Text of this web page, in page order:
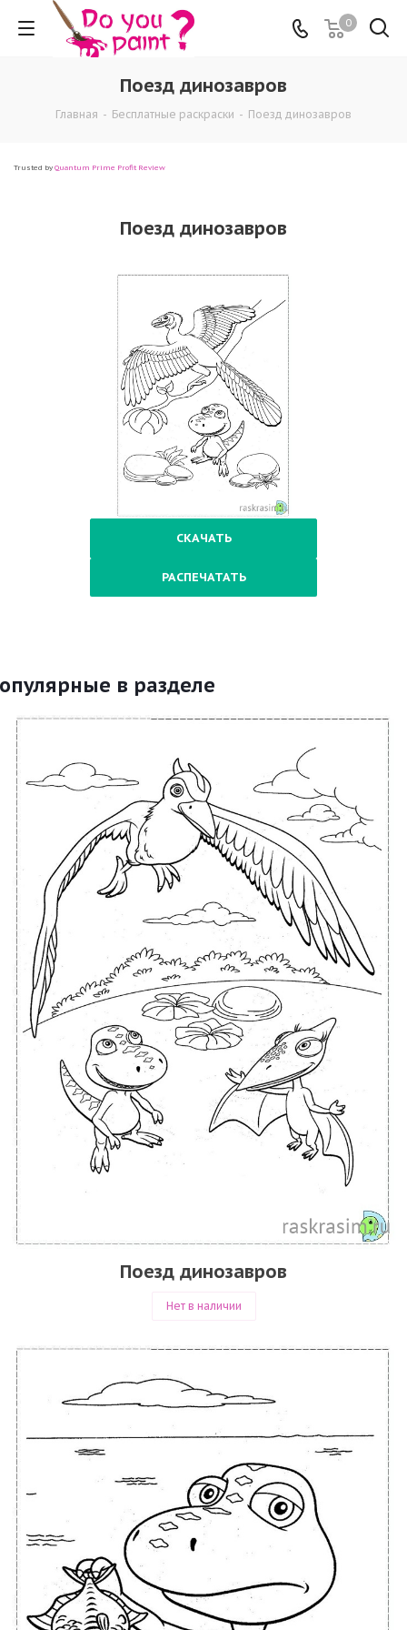
0
Поезд динозавров
Главная - Бесплатные раскраски - Поезд динозавров
Trusted by Quantum Prime Profit Review
Поезд динозавров
СКАЧАТЬ
РАСПЕЧАТАТЬ
в разделе
Поезд динозавров
Нет в наличии